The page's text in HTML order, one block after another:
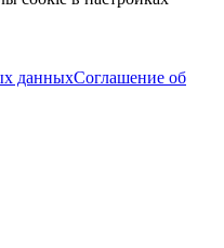
данныхСоглашение об